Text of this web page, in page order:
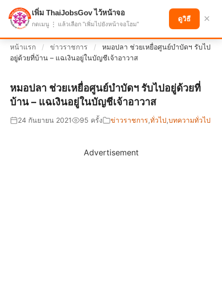
แบ่งปันโอกาส เพื่ออนาคตที่ก้าวหน้า
หน้าแรก / ข่าวราชการ /
หมอปลา ช่วยเหยื่อศูนย์บำบัดฯ รับไป
อยู่ด้วยที่บ้าน – แฉเงินอยู่ในบัญชีเจ้าอาวาส
หมอปลา ช่วยเหยื่อศูนย์บำบัดฯ รับไปอยู่ด้วยที่
บ้าน – แฉเงินอยู่ในบัญชีเจ้าอาวาส
24 กันยายน 2021 95 ครั้ง ข่าวราชการ,ทั่วไป,บทความทั่วไป
Advertisement
เพิ่ม ThaiJobsGov ไว้หน้าจอ
กดเมนู ⋮ แล้วเลือก "เพิ่มไปยังหน้าจอโฮม"
ดูวิธี ×